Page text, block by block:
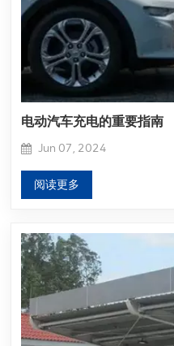
电动汽车充电的重要指南
Jun 07, 2024
阅读更多